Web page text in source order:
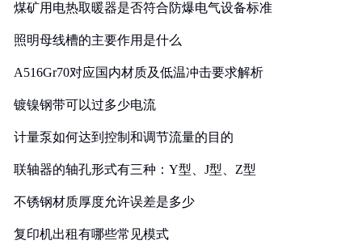
煤矿用电热取暖器是否符合防爆电气设备标准
照明母线槽的主要作用是什么
A516Gr70对应国内材质及低温冲击要求解析
镀镍钢带可以过多少电流
计量泵如何达到控制和调节流量的目的
联轴器的轴孔形式有三种：Y型、J型、Z型
不锈钢材质厚度允许误差是多少
复印机出租有哪些常见模式